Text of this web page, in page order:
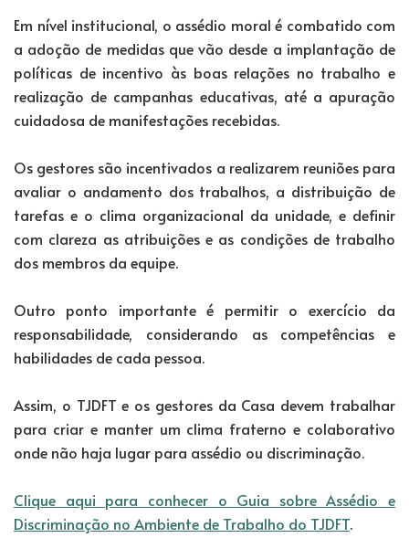
Em nível institucional, o assédio moral é combatido com
a adoção de medidas que vão desde a implantação de
políticas de incentivo às boas relações no trabalho e
realização de campanhas educativas, até a apuração
cuidadosa de manifestações recebidas.
Os gestores são incentivados a realizarem reuniões para
avaliar o andamento dos trabalhos, a distribuição de
tarefas e o clima organizacional da unidade, e definir
com clareza as atribuições e as condições de trabalho
dos membros da equipe.
Outro ponto importante é permitir o exercício da
responsabilidade, considerando as competências e
habilidades de cada pessoa.
Assim, o TJDFT e os gestores da Casa devem trabalhar
para criar e manter um clima fraterno e colaborativo
onde não haja lugar para assédio ou discriminação.
Clique aqui para conhecer o Guia sobre Assédio e
Discriminação no Ambiente de Trabalho do TJDFT.